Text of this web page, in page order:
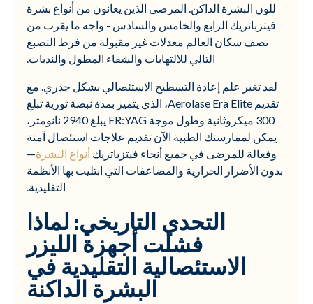
للون البشرة الداكن. المرضى الذين يعانون من أنواع بشرة
فيتزباتريك الرابع والخامس والسادس - واجه ما يقرب من
نصف سكان العالم معدلات غير مقبولة من فرط التصبغ
التالي للالتهابات والشفاء المطول والندبات.
لقد تغير علم إعادة التسطيح الاستئصالي بشكل جذري. مع
تقديم Aerolase Era Elite، الذي يتميز بمدة نبضة ثورية تبلغ
300 ميكروثانية وطول موجة ER:YAG يبلغ 2940 نانومتر،
يمكن لممارستك الطبية الآن تقديم علاجات استئصال آمنة
وفعالة للمرضى في جميع أنحاء فيتزباتريك أنواع البشرة—
بدون الأضرار الحرارية والمضاعفات التي ابتليت بها الأنظمة
التقليدية.
التحدي التاريخي: لماذا
فشلت أجهزة الليزر
الاستئصالية التقليدية في
البشرة الداكنة